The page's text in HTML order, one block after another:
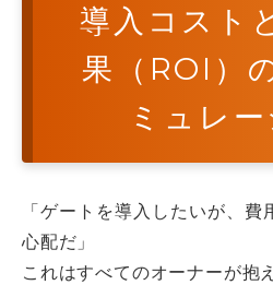
導入コスト
果（ROI）
ミュレ
「ゲートを導入したいが、
心配だ」
これはすべてのオーナーが抱